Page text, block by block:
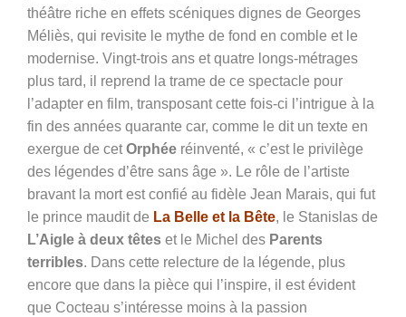
théâtre riche en effets scéniques dignes de Georges
Méliès, qui revisite le mythe de fond en comble et le
modernise. Vingt-trois ans et quatre longs-métrages
plus tard, il reprend la trame de ce spectacle pour
l’adapter en film, transposant cette fois-ci l’intrigue à la
fin des années quarante car, comme le dit un texte en
exergue de cetOrphée réinventé, « c’est le privilège
des légendes d’être sans âge ». Le rôle de l’artiste
bravant la mort est confié au fidèle Jean Marais, qui fut
le prince maudit de La Belle et la Bête, le Stanislas de
L’Aigle à deux têtes et le Michel des Parents
terribles. Dans cette relecture de la légende, plus
encore que dans la pièce qui l’inspire, il est évident
que Cocteau s’intéresse moins à la passion